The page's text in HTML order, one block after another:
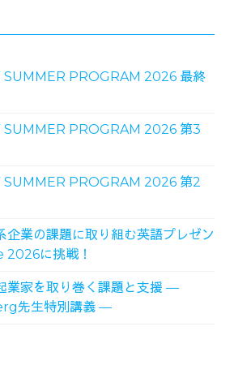
PROGRAM 2026 最終
PROGRAM 2026 第3
PROGRAM 2026 第2
企業の課題に取り組む英語プレゼン
に挑戦！
業家を取り巻く課題と支援 ―
先生特別講義 ―